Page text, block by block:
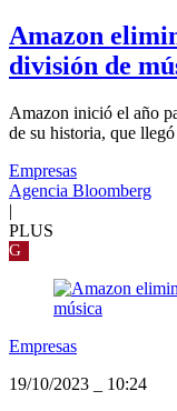
Amazon
división de
Amazon inició el año
de su historia, que
Empresas
Agencia Bloomberg
|
PLUS
G
Empresas
19/10/2023
10:24